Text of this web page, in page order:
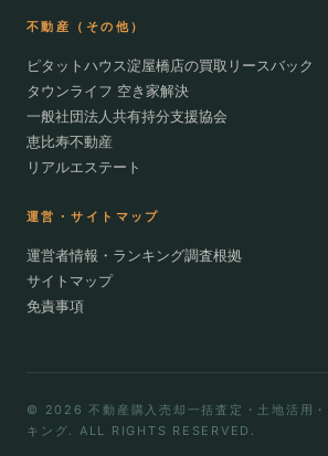
不動産（その他）
ピタットハウス淀屋橋店の買取リースバック
タウンライフ 空き家解決
一般社団法人共有持分支援協会
恵比寿不動産
リアルエステート
運営・サイトマップ
運営者情報・ランキング調査根拠
サイトマップ
免責事項
© 2026 不動産購入売却一括査定・土地活用・
キング. ALL RIGHTS RESERVED.